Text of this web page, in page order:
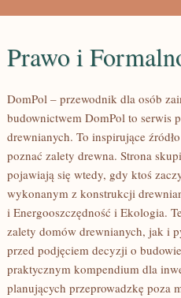
Prawo i
DomPol – przewodnik dla osób
budownictwem DomPol to serwis
drewnianych. To inspirujące
poznać zalety drewna. Strona
pojawiają się wtedy, gdy ktoś
wykonanym z konstrukcji
i Energooszczędność i Ekologia.
zalety domów drewnianych, jak i
przed podjęciem decyzji o
praktycznym kompendium dla
planujących przeprowadzkę poza